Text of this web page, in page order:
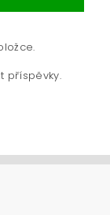
příspěvky.